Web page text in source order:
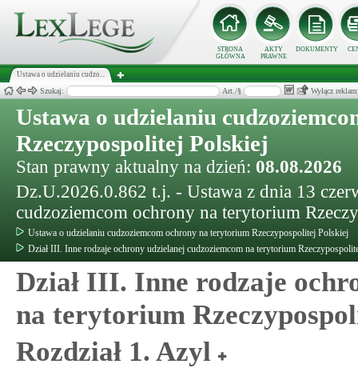
STRONA
GŁÓWNA
AKTY
PRAWNE
DOKUMENTY
Ustawa o udzielaniu cudzo...
Szukaj: Art./§ Wyłącz
Ustawa o udzielaniu
Rzeczypospolitej Polskiej
Stan prawny aktualny na dzień: 08.08.2026
Dz.U.2026.0.862 t.j. - Ustawa z dnia 13
cudzoziemcom ochrony na terytorium
Ustawa o udzielaniu cudzoziemcom ochrony na terytorium Rzeczypospolitej Polskiej
Dział III. Inne rodzaje ochrony udzielanej cudzoziemcom na terytorium
Dział III. Inne rodzaje
na terytorium
Rozdział 1. Azyl